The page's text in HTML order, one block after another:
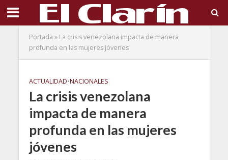
Portada » La crisis venezolana impacta de manera
profunda en las mujeres jóvenes
ACTUALIDAD•NACIONALES
La crisis venezolana
impacta de manera
profunda en las mujeres
jóvenes